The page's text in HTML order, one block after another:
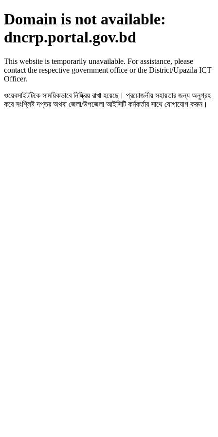
Domain is not available:
dncrp.portal.gov.bd
This website is temporarily unavailable. For assistance, please
contact the respective government office or the District/Upazila ICT
Officer.
ওয়েবসাইটটিকে সাময়িকভাবে নিষ্ক্রিয় রাখা হয়েছে। প্রয়োজনীয় সহায়তার জন্য অনুগ্রহ
করে সংশ্লিষ্ট দপ্তর অথবা জেলা/উপজেলা আইসিটি কর্মকর্তার সাথে যোগাযোগ করুন।